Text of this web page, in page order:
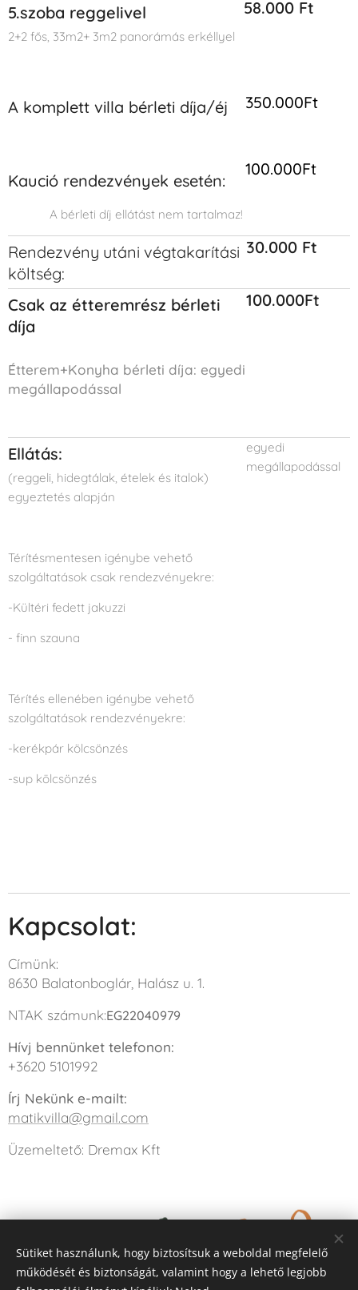
5.szoba reggelivel
2+2 fős, 33m2+ 3m2 panorámás erkéllyel
58.000 Ft
A komplett villa bérleti díja/éj
Kaució rendezvények esetén:
A bérleti díj ellátást nem tartalmaz!
350.000Ft
100.000Ft
Rendezvény utáni végtakarítási
költség:
30.000 Ft
Csak az étteremrész bérleti
díja
Étterem+Konyha bérleti díja: egyedi
megállapodással
100.000Ft
Ellátás:
(reggeli, hidegtálak, ételek és italok)
egyeztetés alapján
Térítésmentesen igénybe vehető
szolgáltatások csak rendezvényekre:
-Kültéri fedett jakuzzi
- finn szauna
Térítés ellenében igénybe vehető
szolgáltatások rendezvényekre:
-kerékpár kölcsönzés
-sup kölcsönzés
egyedi
megállapodással
Kapcsolat:
Címünk:
8630 Balatonboglár, Halász u. 1.
NTAK számunk:EG22040979
Hívj bennünket telefonon:
+3620 5101992
Írj Nekünk e-mailt:
matikvilla@gmail.com
Üzemeltető: Dremax Kft
Sütiket használunk, hogy biztosítsuk a weboldal megfelelő
működését és biztonságát, valamint hogy a lehető legjobb